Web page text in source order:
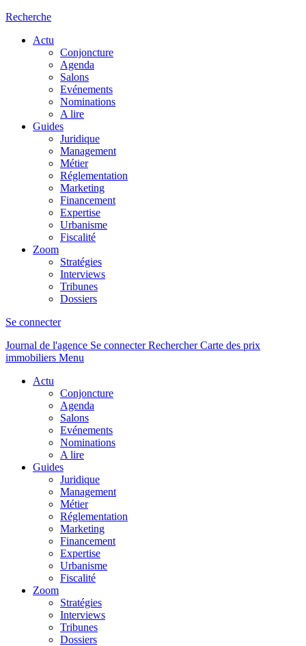
Recherche
Actu
Conjoncture
Agenda
Salons
Evénements
Nominations
A lire
Guides
Juridique
Management
Métier
Réglementation
Marketing
Financement
Expertise
Urbanisme
Fiscalité
Zoom
Stratégies
Interviews
Tribunes
Dossiers
Se connecter
Journal de l'agence Se connecterRechercher Carte des prix
immobiliers Menu
Actu
Conjoncture
Agenda
Salons
Evénements
Nominations
A lire
Guides
Juridique
Management
Métier
Réglementation
Marketing
Financement
Expertise
Urbanisme
Fiscalité
Zoom
Stratégies
Interviews
Tribunes
Dossiers